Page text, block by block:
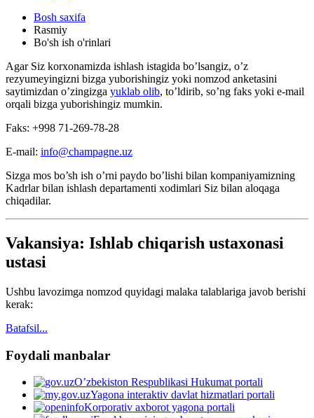
Bosh saxifa
Rasmiy
Bo'sh ish o'rinlari
Agar Siz korxonamizda ishlash istagida bo’lsangiz, o’z
rezyumeyingizni bizga yuborishingiz yoki nomzod anketasini
saytimizdan o’zingizga yuklab olib, to’ldirib, so’ng faks yoki e-mail
orqali bizga yuborishingiz mumkin.
Faks: +998 71-269-78-28
E-mail: info@champagne.uz
Sizga mos bo’sh ish o’rni paydo bo’lishi bilan kompaniyamizning
Kadrlar bilan ishlash departamenti xodimlari Siz bilan aloqaga
chiqadilar.
Vakansiya: Ishlab chiqarish ustaxonasi
ustasi
Ushbu lavozimga nomzod quyidagi malaka talablariga javob berishi
kerak:
Batafsil...
Foydali manbalar
O’zbekiston Respublikasi Hukumat portali
Yagona interaktiv davlat hizmatlari portali
Korporativ axborot yagona portali